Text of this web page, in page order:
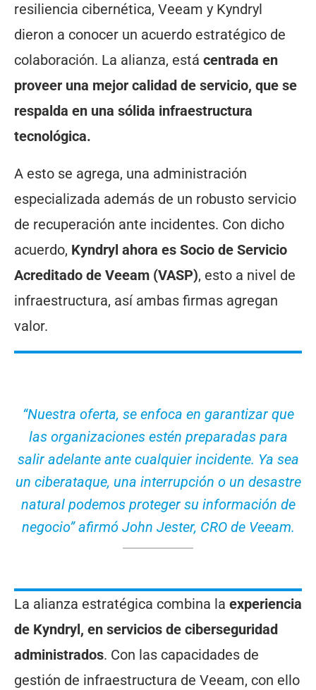
resiliencia cibernética, Veeam y Kyndryl
dieron a conocer un acuerdo estratégico de
colaboración. La alianza, está centrada en
proveer una mejor calidad de servicio, que se
respalda en una sólida infraestructura
tecnológica.
A esto se agrega, una administración
especializada además de un robusto servicio
de recuperación ante incidentes. Con dicho
acuerdo, Kyndryl ahora es Socio de Servicio
Acreditado de Veeam (VASP), esto a nivel de
infraestructura, así ambas firmas agregan
valor.
“Nuestra oferta, se enfoca en garantizar que
las organizaciones estén preparadas para
salir adelante ante cualquier incidente. Ya sea
un ciberataque, una interrupción o un desastre
natural podemos proteger su información de
negocio” afirmó John Jester, CRO de Veeam.
La alianza estratégica combina la experiencia
de Kyndryl, en servicios de ciberseguridad
administrados. Con las capacidades de
gestión de infraestructura de Veeam, con ello